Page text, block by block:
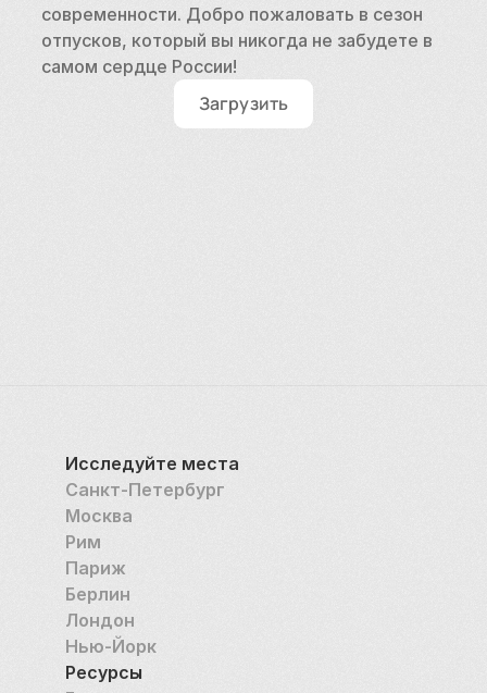
современности. Добро пожаловать в сезон
отпусков, который вы никогда не забудете в
самом сердце России!
Загрузить
Исследуйте места
Санкт-Петербург
Москва
Рим
Париж
Берлин
Лондон
Нью-Йорк
Ресурсы